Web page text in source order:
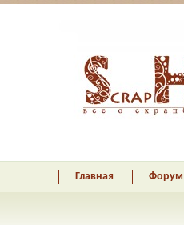
Главная Форум